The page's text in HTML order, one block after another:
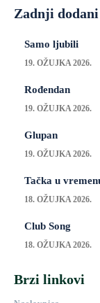
Zadnji
Samo ljubili
19. OŽUJKA 2026.
Rođendan
19. OŽUJKA 2026.
Glupan
19. OŽUJKA 2026.
Tačka u
18. OŽUJKA 2026.
Club Song
18. OŽUJKA 2026.
Brzi linkovi